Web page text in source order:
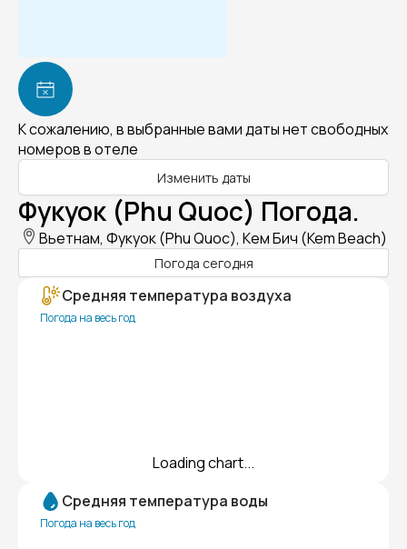
К сожалению, в выбранные вами даты нет свободных
номеров в отеле
Изменить даты
Фукуок (Phu Quoc) Погода.
Вьетнам, Фукуок (Phu Quoc), Кем Бич (Kem Beach)
Погода сегодня
Средняя температура воздуха
Погода на весь год
Loading chart...
Средняя температура воды
Погода на весь год